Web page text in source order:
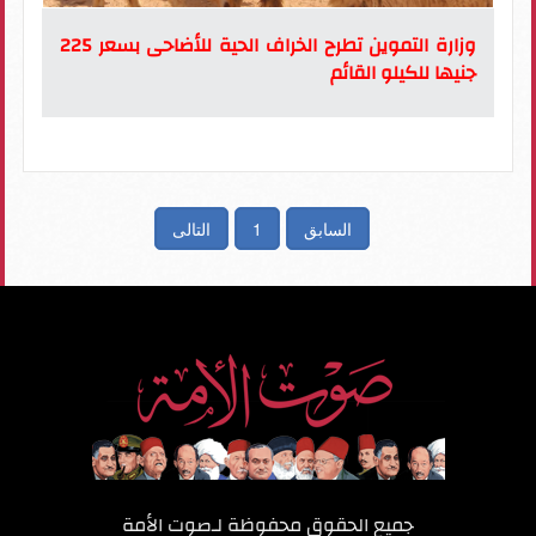
وزارة التموين تطرح الخراف الحية للأضاحى بسعر 225
جنيها للكيلو القائم
السابق 1 التالى
جميع الحقوق محفوظة لـصوت الأمة